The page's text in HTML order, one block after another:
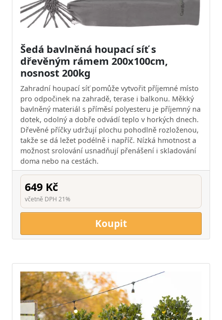
Šedá bavlněná houpací síť s
dřevěným rámem 200x100cm,
nosnost 200kg
Zahradní houpací síť pomůže vytvořit příjemné místo
pro odpočinek na zahradě, terase i balkonu. Měkký
bavlněný materiál s příměsí polyesteru je příjemný na
dotek, odolný a dobře odvádí teplo v horkých dnech.
Dřevěné příčky udržují plochu pohodlně rozloženou,
takže se dá ležet podélně i napříč. Nízká hmotnost a
možnost srolování usnadňují přenášení i skladování
doma nebo na cestách.
649 Kč
včetně DPH 21%
Koupit